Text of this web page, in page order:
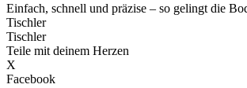
Einfach, schnell und präzise – so gelingt die
Tischler
Tischler
Teile mit deinem Herzen
X
Facebook